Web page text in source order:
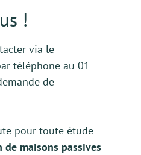
!
via le
téléphone au 01
de
pour toute étude
maisons passives